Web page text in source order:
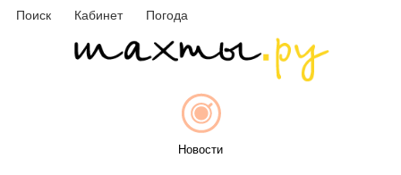
Поиск Кабинет Погода
Новости